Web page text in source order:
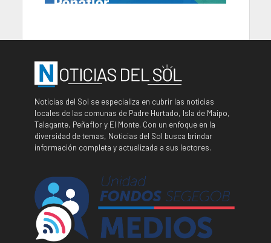
Noticias del Sol se especializa en cubrir las noticias
locales de las comunas de Padre Hurtado, Isla de Maipo,
Talagante, Peñaflor y El Monte. Con un enfoque en la
diversidad de temas, Noticias del Sol busca brindar
información completa y actualizada a sus lectores.